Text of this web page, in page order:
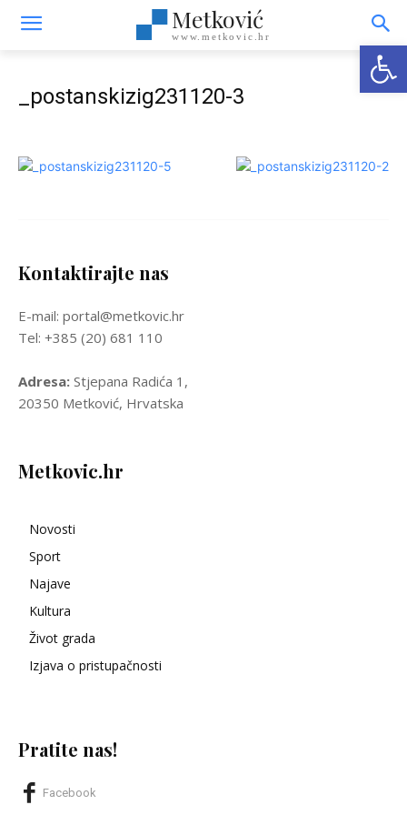
Metković
www.metkovic.hr
_postanskizig231120-3
Kontaktirajte nas
E-mail: portal@metkovic.hr
Tel: +385 (20) 681 110
Adresa: Stjepana Radića 1,
20350 Metković, Hrvatska
Metkovic.hr
Novosti
Sport
Najave
Kultura
Život grada
Izjava o pristupačnosti
Pratite nas!
Facebook